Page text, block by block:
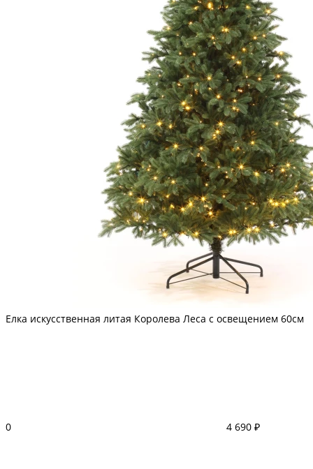
Елка искусственная литая Королева Леса с освещением 60см
0 4 690 ₽